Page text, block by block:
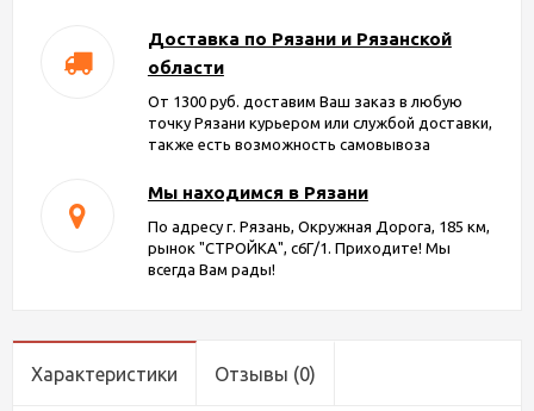
Доставка по Рязани и Рязанской
области
От 1300 руб. доставим Ваш заказ в любую
точку Рязани курьером или службой доставки,
также есть возможность самовывоза
Мы находимся в Рязани
По адресу г. Рязань, Окружная Дорога, 185 км,
рынок "СТРОЙКА", с6Г/1. Приходите! Мы
всегда Вам рады!
Характеристики Отзывы (0)